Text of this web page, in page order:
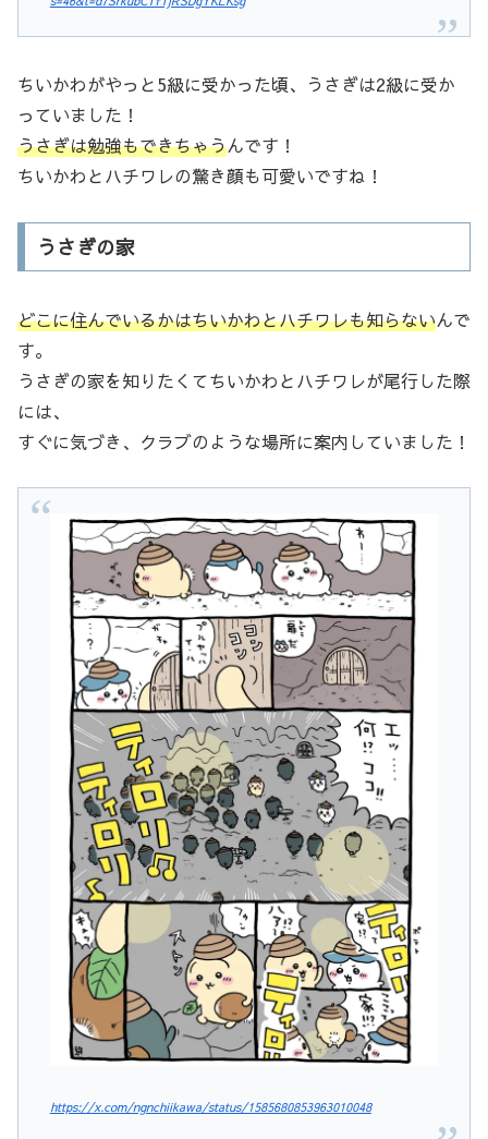
ちいかわがやっと5級に受かった頃、うさぎは2級に受か
っていました！
うさぎは勉強もできちゃうんです！
ちいかわとハチワレの驚き顔も可愛いですね！
うさぎの家
どこに住んでいるかはちいかわとハチワレも知らないんで
す。
うさぎの家を知りたくてちいかわとハチワレが尾行した際
には、
すぐに気づき、クラブのような場所に案内していました！
https://x.com/ngnchiikawa/status/1585680853963010048